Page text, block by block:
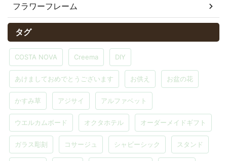
フラワーフレーム
タグ
COSTA NOVA Creema DIY
あけましておめでとうございます お供え お盆の花
かすみ草 アジサイ アルファベット
ウエルカムボード オクタホテル オーダーメイドギフト
ガラス彫刻 コサージュ シャビーシック スタンド